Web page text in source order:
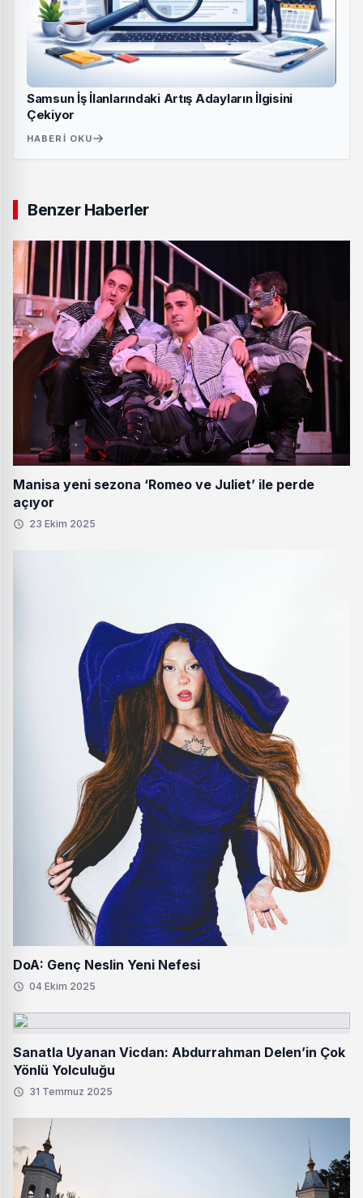
Samsun İş İlanlarındaki Artış Adayların İlgisini
Çekiyor
HABERI OKU
Benzer Haberler
Manisa yeni sezona ‘Romeo ve Juliet’ ile perde
açıyor
23 Ekim 2025
DoA: Genç Neslin Yeni Nefesi
04 Ekim 2025
Sanatla Uyanan Vicdan: Abdurrahman Delen’in Çok
Yönlü Yolculuğu
31 Temmuz 2025